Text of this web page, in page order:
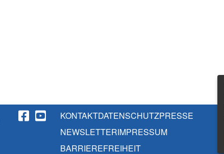
KONTAKTDATENSCHUTZPRESSE
NEWSLETTERIMPRESSUM
BARRIEREFREIHEIT